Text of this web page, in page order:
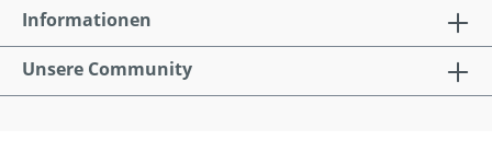
Informationen
Unsere Community